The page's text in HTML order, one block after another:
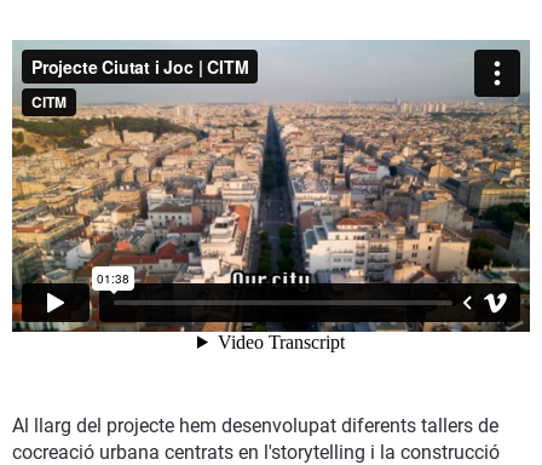
Al llarg del projecte hem desenvolupat diferents tallers de
cocreació urbana centrats en l'storytelling i la construcció